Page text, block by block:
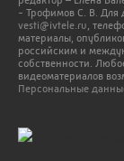
- Трофимов С. В. Для
vesti@ivtele.ru ,
материалы,
российским и
собственности.
видеоматериалов
Персональные